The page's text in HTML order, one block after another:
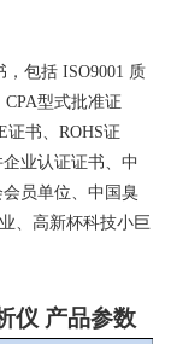
，包括 ISO9001 质
型式批准证
书、ROHS证
业认证证书、中
员单位、中国臭
、高新杯科技小巨
仪 产品参数